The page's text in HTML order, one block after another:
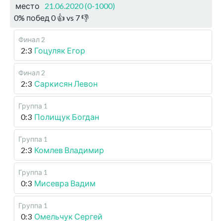
место
21.06.2020 (0-1000)
0% побед 0👍 vs 7👎
Финал 2
2:3 Гоцуляк Егор
Финал 2
2:3 Саркисян Левон
Группа 1
0:3 Полищук Богдан
Группа 1
2:3 Комлев Владимир
Группа 1
0:3 Мисевра Вадим
Группа 1
0:3 Омельчук Сергей